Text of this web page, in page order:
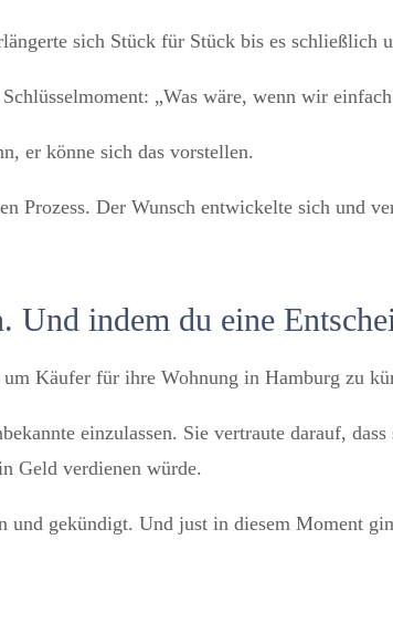
sich Stück für Stück bis es schließlich
„Was wäre, wenn wir
er könne sich das vorstellen.
Prozess. Der Wunsch entwickelte sich und
Und indem du eine
Käufer für ihre Wohnung in Hamburg zu
einzulassen. Sie vertraute darauf,
Geld verdienen würde.
und gekündigt. Und just in diesem Moment